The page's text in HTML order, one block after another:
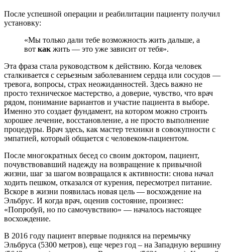
После успешной операции и реабилитации пациенту получил
установку:
«Мы только дали тебе возможность жить дальше, а
вот какжить — это уже зависит от тебя».
Эта фраза стала руководством к действию. Когда человек
сталкивается с серьезным заболеванием сердца или сосудов —
тревога, вопросы, страх неожиданностей. Здесь важно не
просто техническое мастерство, а доверие, чувство, что врач
рядом, понимание вариантов и участие пациента в выборе.
Именно это создает фундамент, на котором можно строить
хорошее лечение, восстановление, а не просто выполнение
процедуры. Врач здесь, как мастер техники в совокупности с
эмпатией, который общается с человеком-пациентом.
После многократных бесед со своим доктором, пациент,
почувствовавший надежду на возвращение к привычной
жизни, шаг за шагом возвращался к активности: снова начал
ходить пешком, отказался от курения, пересмотрел питание.
Вскоре в жизни появилась новая цель — восхождение на
Эльбрус. И когда врач, оценив состояние, произнес:
«Попробуй, но по самочувствию» — началось настоящее
восхождение.
В 2016 году пациент впервые поднялся на перемычку
Эльбруса (5300 метров), еще через год – на Западную вершину